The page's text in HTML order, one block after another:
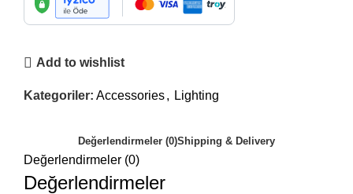
Add to wishlist
Kategoriler: Accessories, Lighting
Değerlendirmeler (0)Shipping & Delivery
Değerlendirmeler (0)
Değerlendirmeler